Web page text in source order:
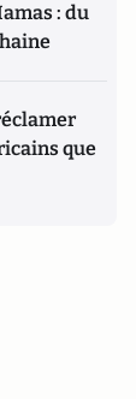
: du
que